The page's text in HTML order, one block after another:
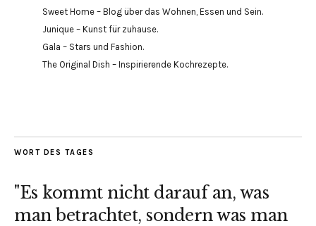
Sweet Home – Blog über das Wohnen, Essen und Sein.
Junique – Kunst für zuhause.
Gala – Stars und Fashion.
The Original Dish – Inspirierende Kochrezepte.
WORT DES TAGES
"Es kommt nicht darauf an, was
man betrachtet, sondern was man